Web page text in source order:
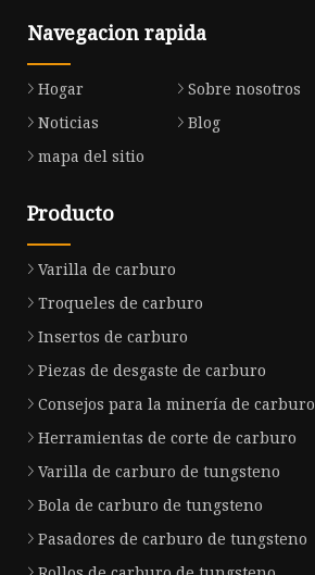
Navegacion rapida
Hogar Sobre nosotros
Noticias
Blog
mapa del sitio
Producto
Varilla de carburo
Troqueles de carburo
Insertos de carburo
Piezas de desgaste de carburo
Consejos para la minería de carburo
Herramientas de corte de carburo
Varilla de carburo de tungsteno
Bola de carburo de tungsteno
Pasadores de carburo de tungsteno